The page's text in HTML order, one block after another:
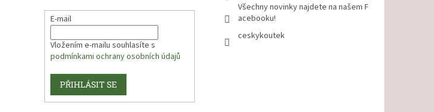
E-mail
Vložením e-mailu souhlasíte s
podmínkami ochrany osobních údajů
PŘIHLÁSIT SE
Všechny novinky najdete na našem F
acebooku!
ceskykoutek